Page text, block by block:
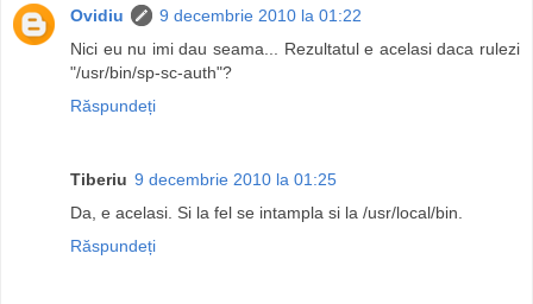
Ovidiu
9 decembrie 2010 la 01:22
Nici eu nu imi dau seama... Rezultatul e acelasi daca rulezi
"/usr/bin/sp-sc-auth"?
Răspundeți
Tiberiu 9 decembrie 2010 la 01:25
Da, e acelasi. Si la fel se intampla si la /usr/local/bin.
Răspundeți